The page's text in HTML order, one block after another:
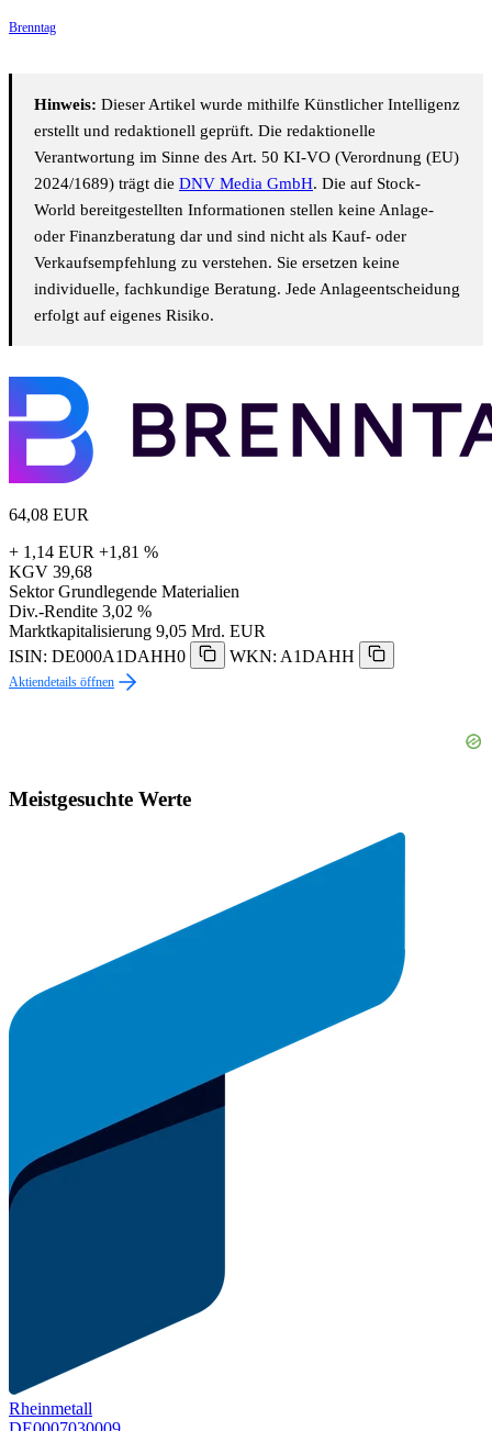
Brenntag
Hinweis: Dieser Artikel wurde mithilfe Künstlicher Intelligenz
erstellt und redaktionell geprüft. Die redaktionelle
Verantwortung im Sinne des Art. 50 KI-VO (Verordnung (EU)
2024/1689) trägt die DNV Media GmbH. Die auf Stock-
World bereitgestellten Informationen stellen keine Anlage-
oder Finanzberatung dar und sind nicht als Kauf- oder
Verkaufsempfehlung zu verstehen. Sie ersetzen keine
individuelle, fachkundige Beratung. Jede Anlageentscheidung
erfolgt auf eigenes Risiko.
64,08 EUR
+ 1,14 EUR +1,81 %
KGV 39,68
Sektor Grundlegende Materialien
Div.-Rendite 3,02 %
Marktkapitalisierung 9,05 Mrd. EUR
ISIN: DE000A1DAHH0
WKN: A1DAHH
Aktiendetails öffnen
Meistgesuchte Werte
Rheinmetall